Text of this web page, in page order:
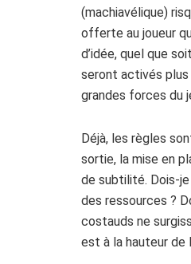
(machiavélique)
offerte au joueur
d’idée, quel que
seront activés plus
grandes forces du
Déjà, les règles
sortie, la mise en
de subtilité. Dois-
des ressources ?
costauds ne
est à la hauteur de